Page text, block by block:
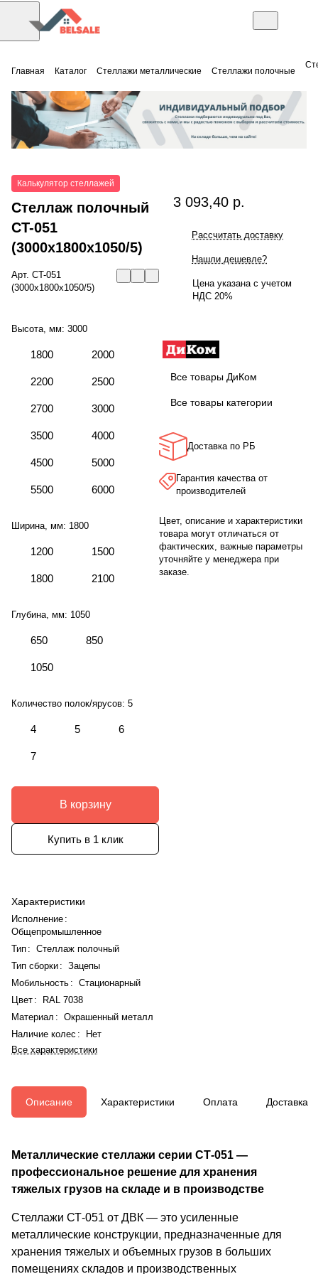
Главная Каталог Стеллажи металлические Стеллажи полочные
Калькулятор стеллажей
Стеллаж полочный
СT-051
(3000x1800x1050/5)
Арт. СT-051
(3000x1800x1050/5)
Высота, мм: 3000
1800 2000
2200 2500
2700 3000
3500 4000
4500 5000
5500 6000
Ширина, мм: 1800
1200 1500
1800 2100
Глубина, мм: 1050
650 850
1050
Количество полок/ярусов: 5
4 5 6
7
В корзину
Купить в 1 клик
Характеристики
Исполнение :
Общепромышленное
Тип : Стеллаж полочный
Тип сборки: Зацепы
Мобильность : Стационарный
Цвет :
RAL 7038
Материал : Окрашенный металл
Наличие колес :
Нет
Все характеристики
3 093,40 р.
Рассчитать доставку
Нашли дешевле?
Цена указана с учетом
НДС 20%
Все товары ДиКом
Все товары категории
Доставка по РБ
Гарантия качества от
производителей
Цвет, описание и характеристики
товара могут отличаться от
фактических, важные параметры
уточняйте у менеджера при
заказе.
Описание Характеристики Оплата Доставка
Металлические стеллажи серии СТ-051 —
профессиональное решение для хранения
тяжелых грузов на складе и в производстве
Стеллажи СТ-051 от ДВК — это усиленные
металлические конструкции, предназначенные для
хранения тяжелых и объемных грузов в больших
помещениях складов и производственных